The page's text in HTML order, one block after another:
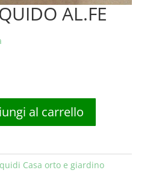
AL.FE
al carrello
Casa orto e giardino